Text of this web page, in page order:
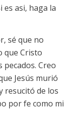
es asi, haga la
sé que no
que Cristo
Creo
Jesús murió
resucitó de los
por fe como mi